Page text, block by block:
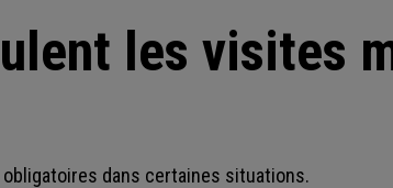
les visites
dans certaines situations.